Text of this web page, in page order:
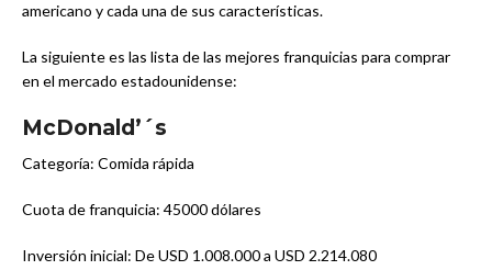
americano y cada una de sus características.
La siguiente es las lista de las mejores franquicias para comprar
en el mercado estadounidense:
McDonald’´s
Categoría: Comida rápida
Cuota de franquicia: 45000 dólares
Inversión inicial: De USD 1.008.000 a USD 2.214.080